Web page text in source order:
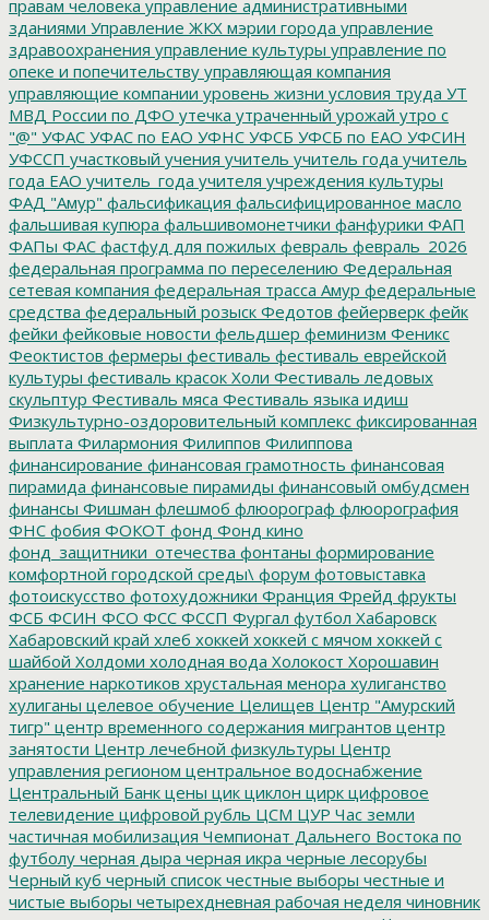
правам человека управление административными
зданиями Управление ЖКХ мэрии города управление
здравоохранения управление культуры управление по
опеке и попечительству управляющая компания
управляющие компании уровень жизни условия труда УТ
МВД России по ДФО утечка утраченный урожай утро с
"@" УФАС УФАС по ЕАО УФНС УФСБ УФСБ по ЕАО УФСИН
УФССП участковый учения учитель учитель года учитель
года ЕАО учитель_года учителя учреждения культуры
ФАД "Амур" фальсификация фальсифицированное масло
фальшивая купюра фальшивомонетчики фанфурики ФАП
ФАПы ФАС фастфуд для пожилых февраль февраль_2026
федеральная программа по переселению Федеральная
сетевая компания федеральная трасса Амур федеральные
средства федеральный розыск Федотов фейерверк фейк
фейки фейковые новости фельдшер феминизм Феникс
Феоктистов фермеры фестиваль фестиваль еврейской
культуры фестиваль красок Холи Фестиваль ледовых
скульптур Фестиваль мяса Фестиваль языка идиш
Физкультурно-оздоровительный комплекс фиксированная
выплата Филармония Филиппов Филиппова
финансирование финансовая грамотность финансовая
пирамида финансовые пирамиды финансовый омбудсмен
финансы Фишман флешмоб флюорограф флюорография
ФНС фобия ФОКОТ фонд Фонд кино
фонд_защитники_отечества фонтаны формирование
комфортной городской среды\ форум фотовыставка
фотоискусство фотохудожники Франция Фрейд фрукты
ФСБ ФСИН ФСО ФСС ФССП Фургал футбол Хабаровск
Хабаровский край хлеб хоккей хоккей с мячом хоккей с
шайбой Холдоми холодная вода Холокост Хорошавин
хранение наркотиков хрустальная менора хулиганство
хулиганы целевое обучение Целищев Центр "Амурский
тигр" центр временного содержания мигрантов центр
занятости Центр лечебной физкультуры Центр
управления регионом центральное водоснабжение
Центральный Банк цены цик циклон цирк цифровое
телевидение цифровой рубль ЦСМ ЦУР Час земли
частичная мобилизация Чемпионат Дальнего Востока по
футболу черная дыра черная икра черные лесорубы
Черный куб черный список честные выборы честные и
чистые выборы четырехдневная рабочая неделя чиновник